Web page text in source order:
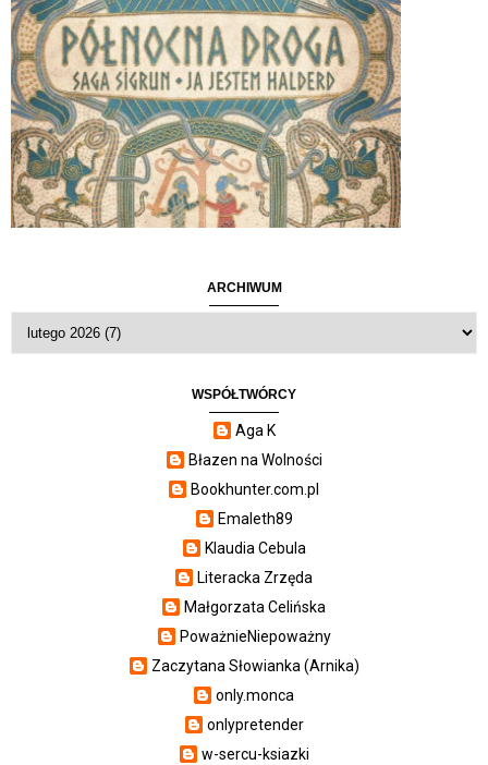
ARCHIWUM
WSPÓŁTWÓRCY
Aga K
Błazen na Wolności
Bookhunter.com.pl
Emaleth89
Klaudia Cebula
Literacka Zrzęda
Małgorzata Celińska
PoważnieNiepoważny
Zaczytana Słowianka (Arnika)
only.monca
onlypretender
w-sercu-ksiazki